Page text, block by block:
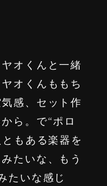
オくんと一緒
オくんももち
感、セット作
ら。で“ポロ
もある楽器を
たいな、もう
たいな感じ